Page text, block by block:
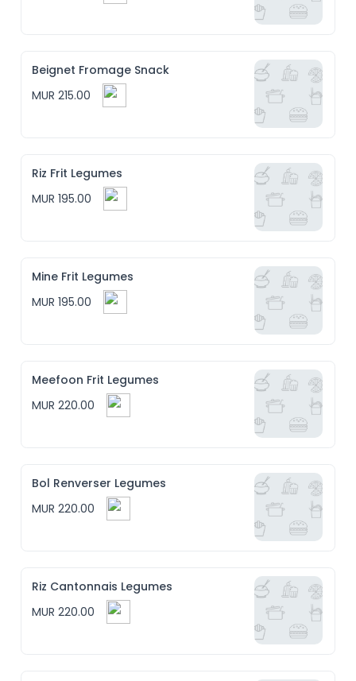
Beignet Fromage Snack
MUR 215.00
Riz Frit Legumes
MUR 195.00
Mine Frit Legumes
MUR 195.00
Meefoon Frit Legumes
MUR 220.00
Bol Renverser Legumes
MUR 220.00
Riz Cantonnais Legumes
MUR 220.00